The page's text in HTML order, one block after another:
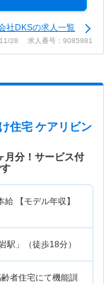
社DKSの求人一覧
11/28 求人番号：9085981
住宅 ケアリビン
月分！サービス付
給 【モデル年収】
駅」（徒歩18分）
者住宅にて機能訓